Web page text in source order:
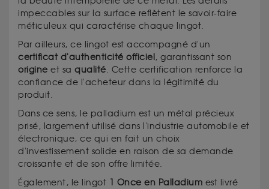
impeccables sur la surface reflètent le savoir-faire
méticuleux qui caractérise chaque lingot.
Par ailleurs, ce lingot est accompagné d'un
certificat d'authenticité officiel , garantissant son
origine et sa qualité. Cette certification renforce la
confiance de l'acheteur dans la légitimité du
produit.
Dans ce sens, le palladium est un métal précieux
prisé, largement utilisé dans l'industrie automobile et
électronique, ce qui en fait un choix
d'investissement solide en raison de sa demande
croissante et de son offre limitée.
Également, le lingot 1 Once en Palladium est livré